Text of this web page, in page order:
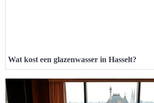
Wat kost een glazenwasser in Hasselt?